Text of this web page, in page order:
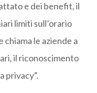
e dei benefit, il
limiti sull’orario
chiama le aziende a
il riconoscimento
privacy”.